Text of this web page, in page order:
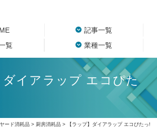
記事一覧
覧
業種一覧
ダイアラップ エコぴた
ード消耗品> 厨房消耗品> 【ラップ】ダイアラップ エコぴたっ!